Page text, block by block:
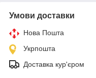
Умови доставки
Нова Пошта
Укрпошта
Доставка кур'єром